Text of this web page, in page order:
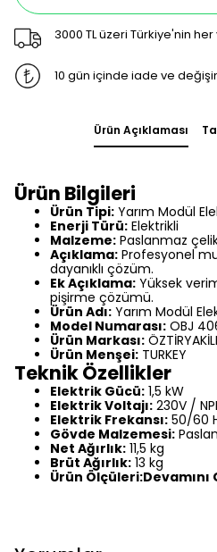
3000 TL üzeri Türkiye'nin
10 gün içinde iade ve
Ürün Açıklaması
Ürün Bilgileri
Ürün Tipi: Yarım Modül
Enerji Türü: Elektrikli
Malzeme: Paslanmaz
Açıklama: Profesyonel
dayanıklı çözüm.
Ek Açıklama: Yüksek
pişirme çözümü.
Ürün Adı: Yarım Modül
Model Numarası: OBJ
Ürün Markası:
Ürün Menşei: TURKEY
Teknik Özellikler
Elektrik Gücü: 1,5 kW
Elektrik Voltajı: 230V /
Elektrik Frekansı: 50/60
Gövde Malzemesi:
Net Ağırlık: 11,5 kg
Brüt Ağırlık: 13 kg
Ürün Ölçüleri:Devamını